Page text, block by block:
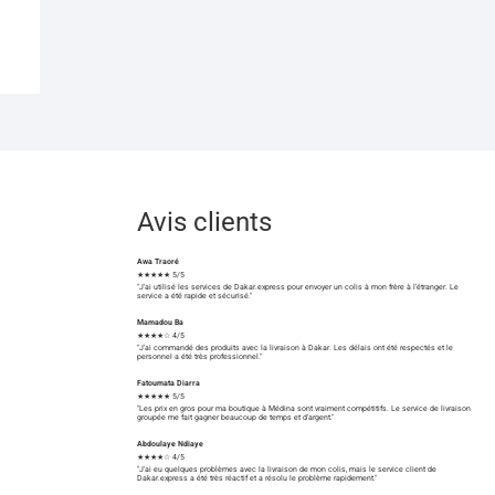
Avis clients
Awa Traoré
★★★★★ 5/5
"J'ai utilisé les services de Dakar.express pour envoyer un colis à mon frère à l'étranger. Le
service a été rapide et sécurisé."
Mamadou Ba
★★★★☆ 4/5
"J'ai commandé des produits avec la livraison à Dakar. Les délais ont été respectés et le
personnel a été très professionnel."
Fatoumata Diarra
★★★★★ 5/5
"Les prix en gros pour ma boutique à Médina sont vraiment compétitifs. Le service de livraison
groupée me fait gagner beaucoup de temps et d'argent."
Abdoulaye Ndiaye
★★★★☆ 4/5
"J'ai eu quelques problèmes avec la livraison de mon colis, mais le service client de
Dakar.express a été très réactif et a résolu le problème rapidement."